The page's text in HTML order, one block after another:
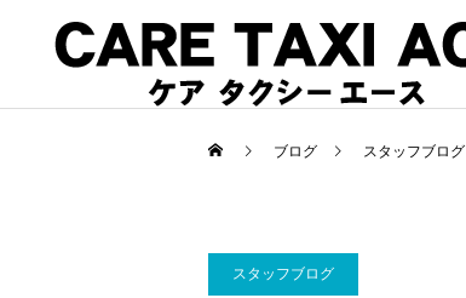
ブログ スタッフブログ
スタッフブログ